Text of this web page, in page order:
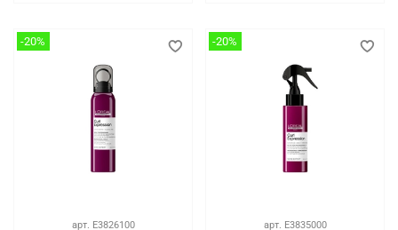
-20%
арт. E3826100
-20%
арт. E3835000